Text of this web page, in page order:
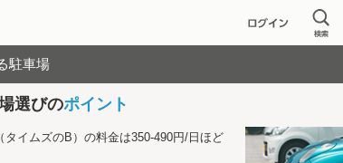
駐車場
選びのポイント
タイムズのB）の料金は350-490円/日ほど